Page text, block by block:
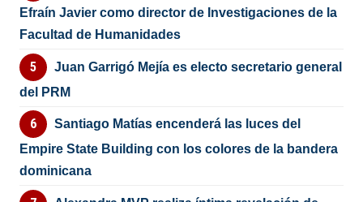
Efraín Javier como director de Investigaciones de la
Facultad de Humanidades
Juan Garrigó Mejía es electo secretario general
del PRM
Santiago Matías encenderá las luces del
Empire State Building con los colores de la bandera
dominicana